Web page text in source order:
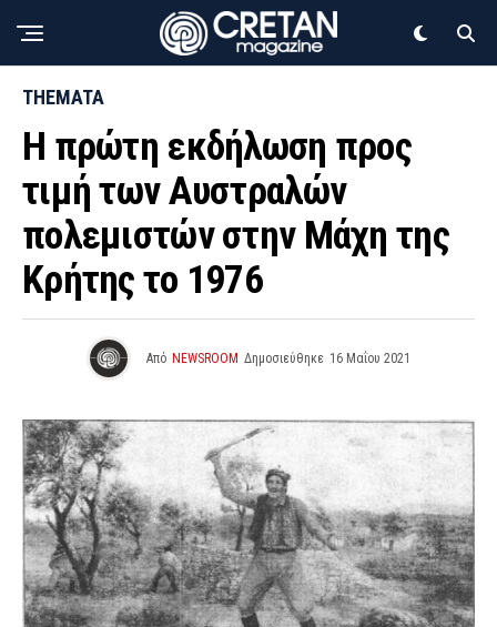
THEMATA
Η πρώτη εκδήλωση προς
τιμή των Αυστραλών
πολεμιστών στην Μάχη της
Κρήτης το 1976
Από NEWSROOM Δημοσιεύθηκε 16 Μαΐου 2021